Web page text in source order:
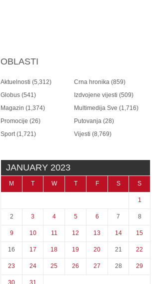
OBLASTI
Aktuelnosti (5,312) Crna hronika (859)
Globus (541) Izdvojene vijesti (509)
Magazin (1,374) Multimedija Sve (1,716)
Promocije (26) Putovanja (28)
Sport(1,721) Vijesti (8,769)
JANUARY 2023
M T W T F S S
1
2 3 4 5 6 7 8
9 10 11 12 13 14 15
16 17 18 19 20 21 22
23 24 25 26 27 28 29
30 31